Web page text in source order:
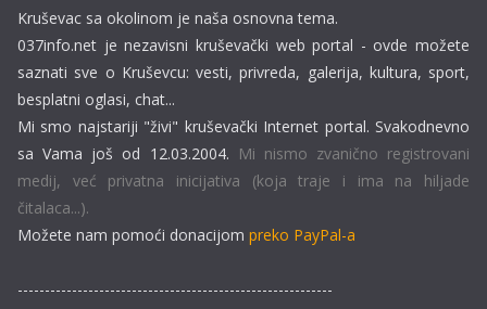
Kruševac sa okolinom je naša osnovna tema.
037info.net je nezavisni kruševački web portal - ovde možete
saznati sve o Kruševcu: vesti, privreda, galerija, kultura, sport,
besplatni oglasi, chat...
Mi smo najstariji "živi" kruševački Internet portal. Svakodnevno
sa Vama još od 12.03.2004. Mi nismo zvanično registrovani
medij, već privatna inicijativa (koja traje i ima na hiljade
čitalaca...).
Možete nam pomoći donacijom preko PayPal-a
----------------------------------------------------------